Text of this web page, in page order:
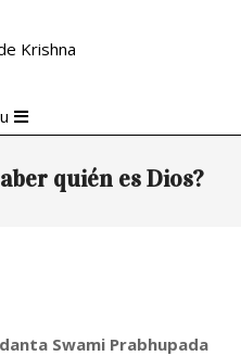
quién es Dios?
Swami Prabhupada